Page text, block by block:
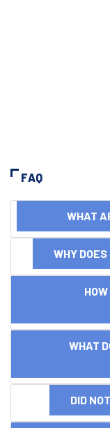
FAQ
WHAT
WHY
HOW
WHAT DO I
DID